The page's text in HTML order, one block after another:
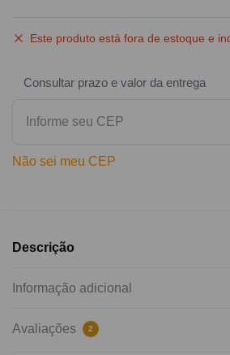
Este produto está fora de estoque e
Consultar prazo e valor da entrega
Não sei meu CEP
Descrição
Informação adicional
Avaliações 2